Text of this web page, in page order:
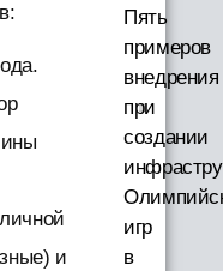
и
Пять
примеров
внедрения
при
создании
игр
в